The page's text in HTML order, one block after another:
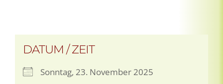
DATUM / ZEIT
Sonntag, 23. November 2025